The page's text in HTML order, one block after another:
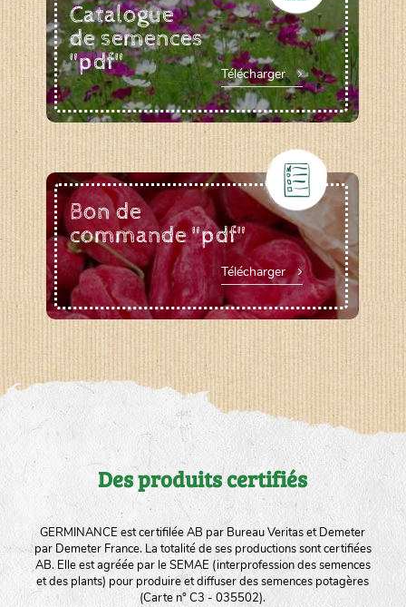
Catalogue
de semences
"pdf"
Télécharger
Bon de
commande "pdf"
Télécharger
Des produits certifiés
GERMINANCE est certifilée AB par Bureau Veritas et Demeter
par Demeter France. La totalité de ses productions sont certifiées
AB. Elle est agréée par le SEMAE (interprofession des semences
et des plants) pour produire et diffuser des semences potagères
(Carte n° C3 - 035502).